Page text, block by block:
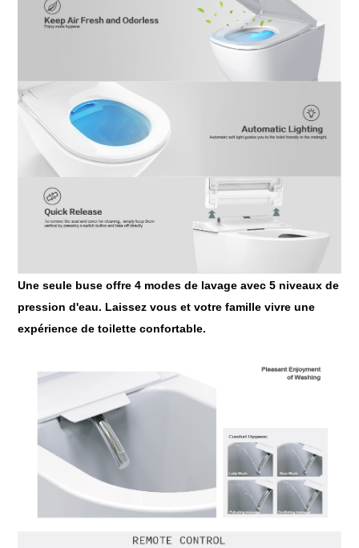
Une seule buse offre 4 modes de lavage avec 5 niveaux de
pression d'eau. Laissez vous et votre famille vivre une
expérience de toilette confortable.